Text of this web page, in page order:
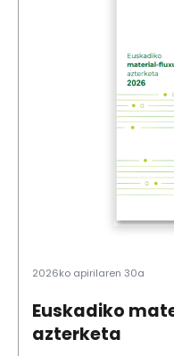
2026ko apirilaren 30a
Euskadiko
azterketa